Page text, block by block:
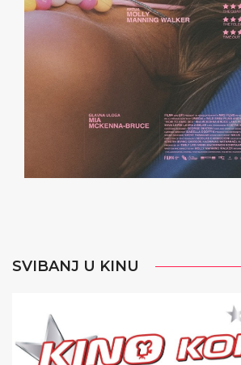
SVIBANJ U KINU